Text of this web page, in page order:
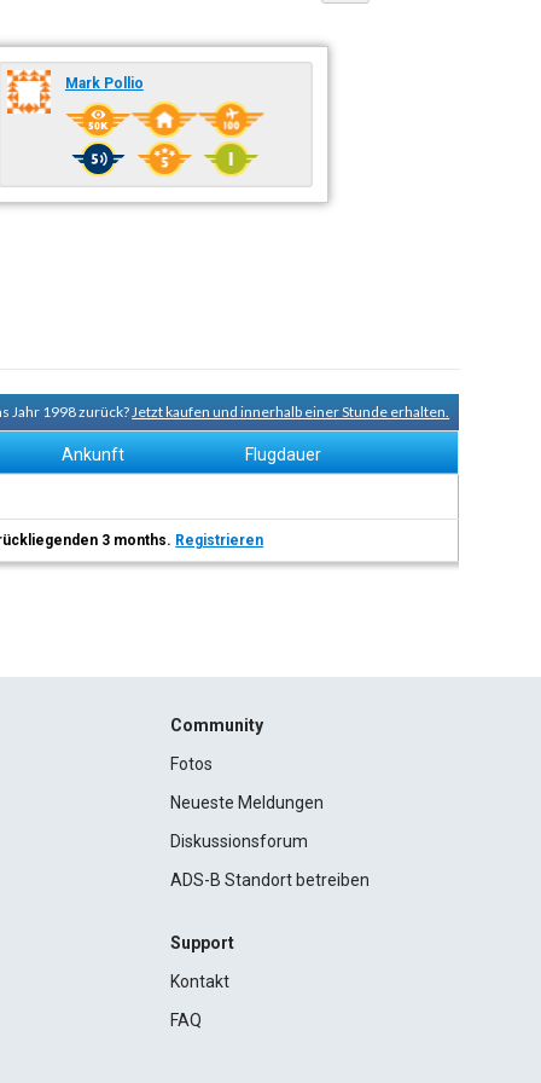
Mark Pollio
Jahr 1998 zurück?Jetzt kaufen und innerhalb einer Stunde erhalten.
Ankunft Flugdauer
3 months. Registrieren
Community
Fotos
Neueste Meldungen
Diskussionsforum
ADS-B Standort betreiben
Support
Kontakt
FAQ